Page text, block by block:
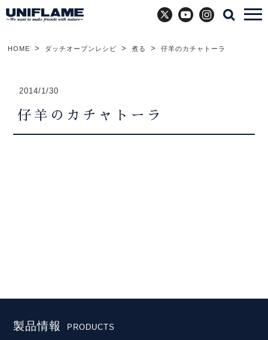
X YouTubeInstagram
HOME ダッチオーブンレシピ 煮る 仔羊のカチャトーラ
2014/1/30
仔羊のカチャトーラ
製品情報 PRODUCTS